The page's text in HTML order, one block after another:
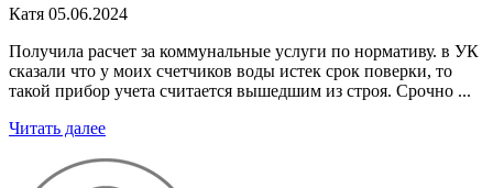
Катя 05.06.2024
Получила расчет за коммунальные услуги по нормативу. в УК
сказали что у моих счетчиков воды истек срок поверки, то
такой прибор учета считается вышедшим из строя. Срочно ...
Читать далее